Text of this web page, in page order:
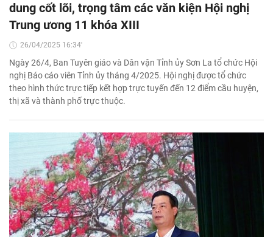
dung cốt lõi, trọng tâm các văn kiện Hội nghị
Trung ương 11 khóa XIII
26/04/2025 16:34'
Ngày 26/4, Ban Tuyên giáo và Dân vận Tỉnh ủy Sơn La tổ chức Hội
nghị Báo cáo viên Tỉnh ủy tháng 4/2025. Hội nghị được tổ chức
theo hình thức trực tiếp kết hợp trực tuyến đến 12 điểm cầu huyện,
thị xã và thành phố trực thuộc.